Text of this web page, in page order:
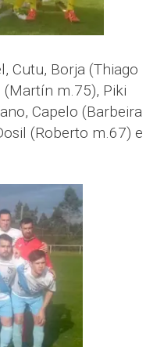
Cutu, Borja (Thiago
(Martín m.75), Piki
Capelo (Barbeira
(Roberto m.67) e